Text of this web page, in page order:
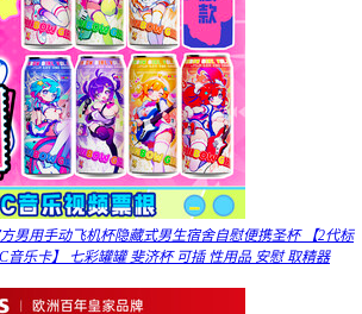
男用手动飞机杯隐藏式男生宿舍自慰便携圣杯 【2代标
音乐卡】 七彩罐罐 斐济杯 可插 性用品 安慰 取精器